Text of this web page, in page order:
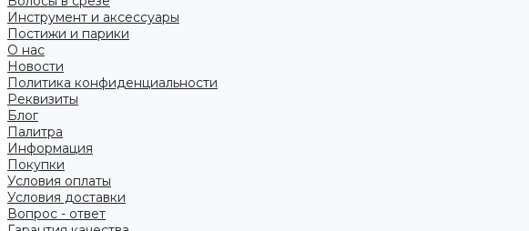
Инструмент и аксессуары
Постижи и парики
О нас
Новости
Политика конфиденциальности
Реквизиты
Блог
Палитра
Информация
Покупки
Условия оплаты
Условия доставки
Вопрос - ответ